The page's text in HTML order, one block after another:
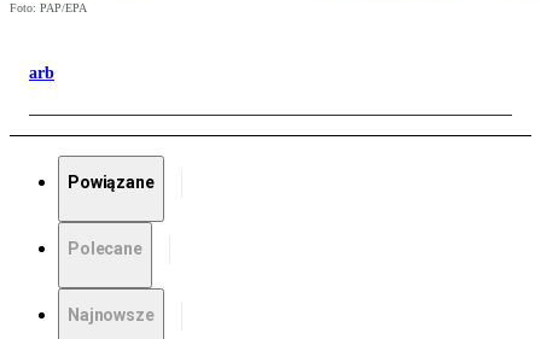
Foto: PAP/EPA
arb
Powiązane
Polecane
Najnowsze